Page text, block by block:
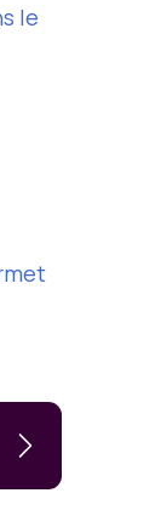
le